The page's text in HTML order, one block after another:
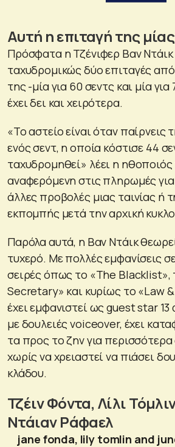
Αυτή η επιταγή της
Πρόσφατα η Τζένιφερ Βαν
ταχυδρομικώς δύο επιταγές
της -μία για 60 σεντς και μία
έχει δει και χειρότερα.
«Το αστείο είναι όταν παίρνεις
ενός σεντ, η οποία κόστισε 44
ταχυδρομηθεί» λέει η
αναφερόμενη στις πληρωμές
άλλες προβολές μιας ταινίας ή
εκπομπής μετά την αρχική
Παρόλα αυτά, η Βαν Ντάικ
τυχερό. Με πολλές εμφανίσεις
σειρές όπως το «The Blacklist»,
Secretary» και κυρίως το «Law
έχει εμφανιστεί ως guest star
με δουλειές voiceover, έχει
τα προς το ζην για
χωρίς να χρειαστεί να πιάσει
κλάδου.
Τζέιν Φόντα, Λίλι
Ντάιαν Ράφαελ
jane fonda, lily tomlin and